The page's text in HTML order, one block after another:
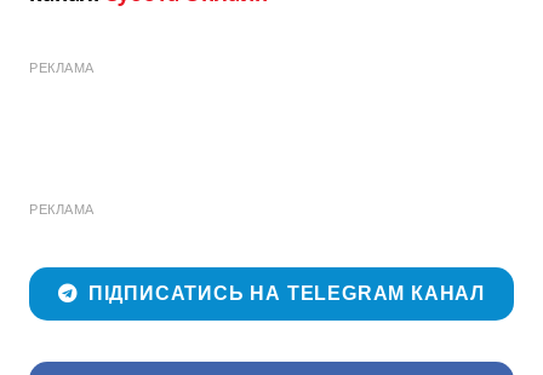
РЕКЛАМА
РЕКЛАМА
ПІДПИСАТИСЬ НА TELEGRAM КАНАЛ